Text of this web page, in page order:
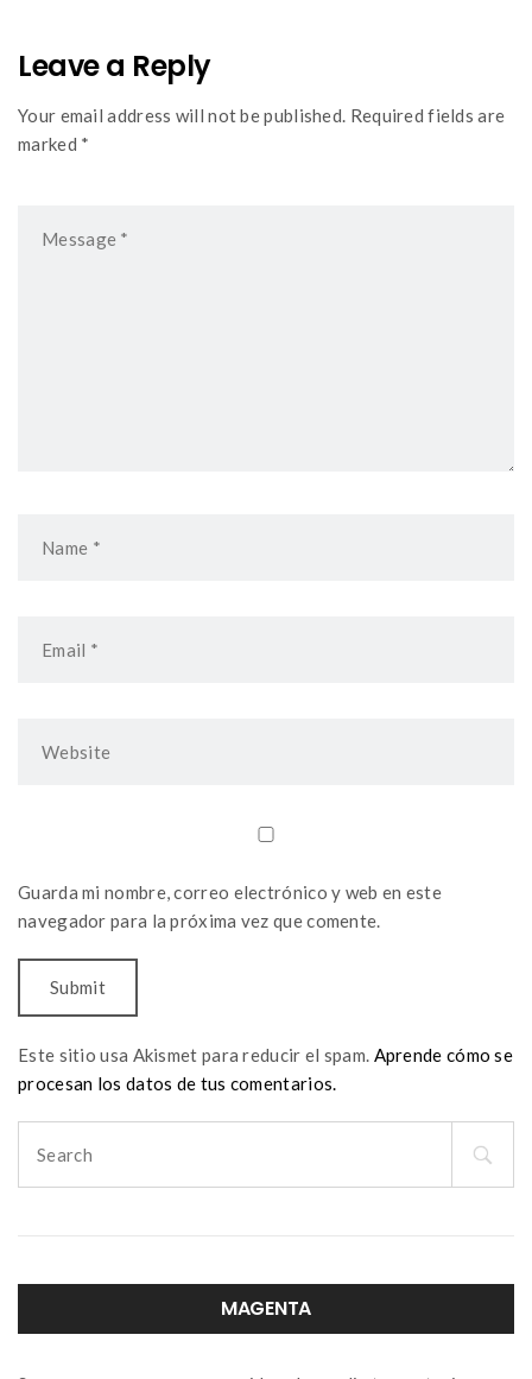
Leave a Reply
Your email address will not be published. Required fields are
marked *
Guarda mi nombre, correo electrónico y web en este
navegador para la próxima vez que comente.
Este sitio usa Akismet para reducir el spam. Aprende cómo se
procesan los datos de tus comentarios.
for:
MAGENTA